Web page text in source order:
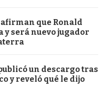
afirman que Ronald
y será nuevo jugador
un descargo tras
y reveló qué le dijo